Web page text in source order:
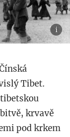
Tibet.
krvavě
pod krkem